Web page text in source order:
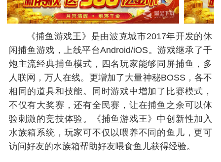
《捕鱼游戏王》是由波克城市2017年开发的休
闲捕鱼游戏，上线平台Android/iOS。游戏继承了千
炮主流经典捕鱼模式，四名玩家能够同屏捕鱼，多
人联网，万人在线。更增加了大量神秘BOSS，各不
相同的道具和技能。同时游戏中增加了比赛模式，
不仅有大奖赛，还有全民赛，让在捕鱼之余可以体
验刺激的竞技体验。《捕鱼游戏王》中创新性加入
水族箱系统，玩家可不仅以喂养不同的鱼儿，更可
访问好友的水族箱帮助好友喂食鱼儿获得经验。